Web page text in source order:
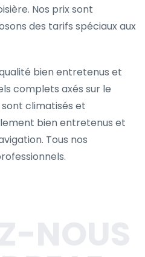
Nos prix sont
des tarifs spéciaux aux
bien entretenus et
complets axés sur le
sont climatisés et
bien entretenus et
Tous nos